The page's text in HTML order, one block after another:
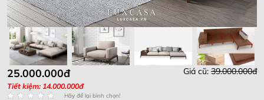
Giá cũ: 39.000.000đ
25.000.000đ
Tiết kiệm: 14.000.000đ
Hãy để lại bình chọn!